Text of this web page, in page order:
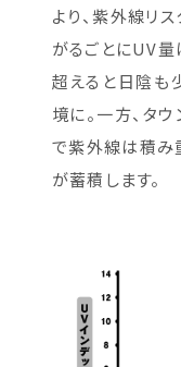
より、紫外線リ
がるごとにUV
超えると日陰も
境に。一方、タ
で紫外線は積み
が蓄積します。